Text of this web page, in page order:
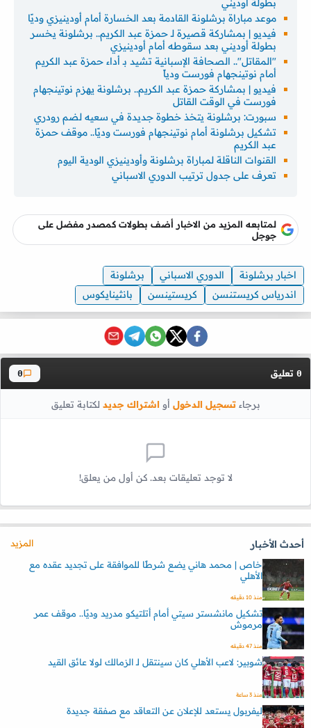
بطولة أوديني
موعد مباراة برشلونة القادمة بعد الخسارة أمام أودينيزي وديًا
فيديو | بمشاركة قصيرة لـ حمزة عبد الكريم.. برشلونة يخسر
بطولة أوديني بعد سقوطه أمام أودينيزي
"المقاتل".. الصحافة الإسبانية تشيد بـ أداء حمزة عبد الكريم
أمام نوتينجهام فورست ودياً
فيديو | بمشاركة حمزة عبد الكريم.. برشلونة يهزم نوتينجهام
فورست في الوقت القاتل
سبورت: برشلونة يتخذ خطوة جديدة في سعيه لضم رودري
تشكيل برشلونة أمام نوتينجهام فورست وديًا.. موقف حمزة
عبد الكريم
القنوات الناقلة لمباراة برشلونة وأودينيزي الودية اليوم
تعرف على جدول ترتيب الدوري الاسباني
لمتابعه المزيد من الاخبار أضف بطولات كمصدر مفضل على
جوجل
اخبار برشلونة الدوري الاسباني
برشلونة
اندرياس كريستنسن
كريستينسن بانثينايكوس
0 تعليق 0
برجاءتسجيل الدخول أواشتراك جديد لكتابة تعليق
لا توجد تعليقات بعد. كن أول من يعلق!
أحدث الأخبار
المزيد
خاص | محمد هاني يضع شرطًا للموافقة على تجديد عقده مع
الأهلي
منذ 10 دقيقه
تشكيل مانشستر سيتي أمام أتلتيكو مدريد وديًا.. موقف عمر
مرموش
منذ 47 دقيقه
شوبير: لاعب الأهلي كان سينتقل لـ الزمالك لولا عائق القيد
منذ 3 ساعة
ليفربول يستعد للإعلان عن التعاقد مع صفقة جديدة